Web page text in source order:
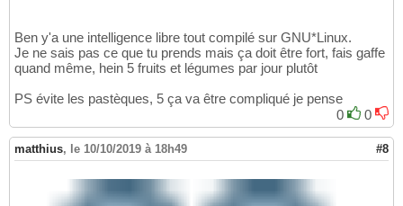
Ben y'a une intelligence libre tout compilé sur GNU*Linux.
Je ne sais pas ce que tu prends mais ça doit être fort, fais gaffe
quand même, hein 5 fruits et légumes par jour plutôt
PS évite les pastèques, 5 ça va être compliqué je pense
0
0
matthius, le 10/10/2019 à 18h49 #8